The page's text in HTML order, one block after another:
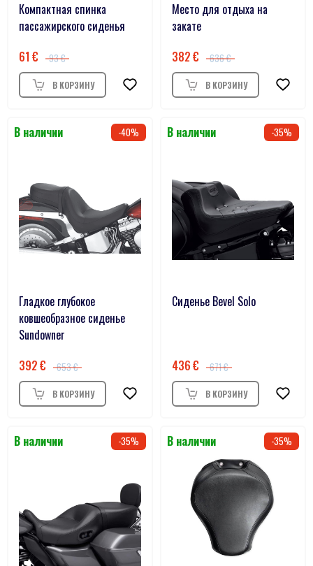
Компактная спинка
пассажирского сиденья
61
93
Место для отдыха на
закате
382
636
40
Гладкое глубокое
ковшеобразное сиденье
Sundowner
392
653
35
Сиденье Bevel Solo
436 671
35 35